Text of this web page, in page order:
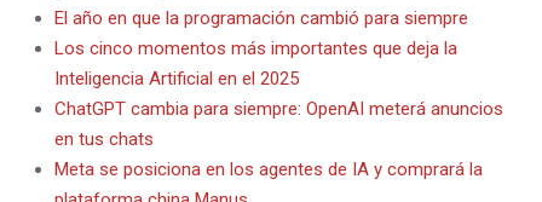
El año en que la programación cambió para siempre
Los cinco momentos más importantes que deja la
Inteligencia Artificial en el 2025
ChatGPT cambia para siempre: OpenAI meterá anuncios
en tus chats
Meta se posiciona en los agentes de IA y comprará la